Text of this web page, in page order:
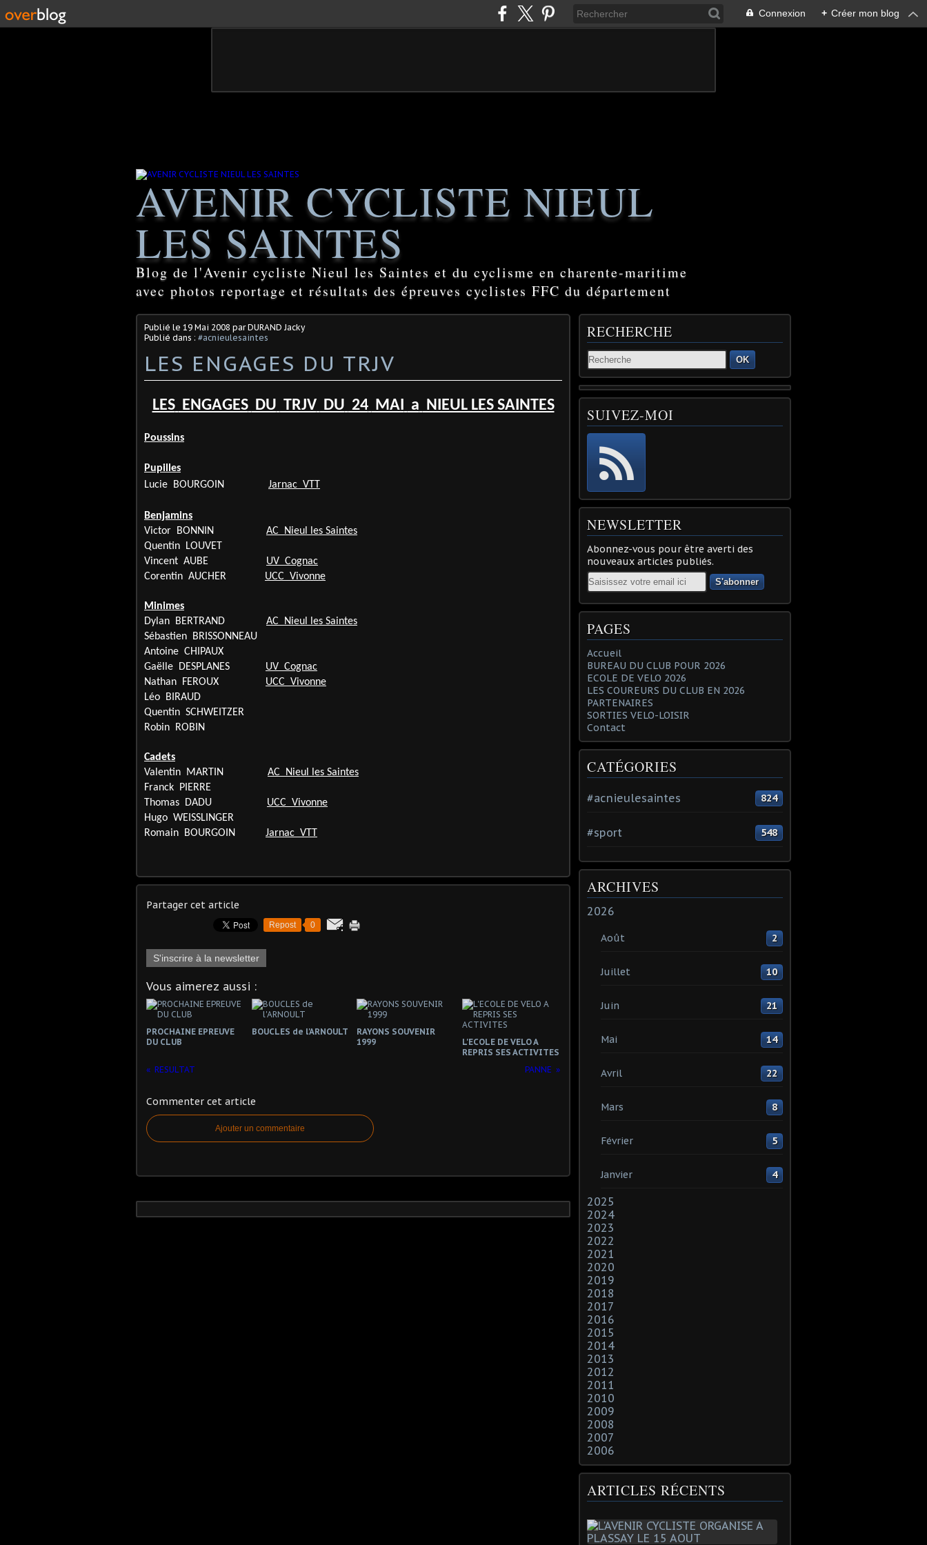
Connexion + Créer mon blog
AVENIR CYCLISTE NIEUL
LES SAINTES
Blog de l'Avenir cycliste Nieul les Saintes et du cyclisme en charente-maritime
avec photos reportage et résultats des épreuves cyclistes FFC du département
Publié le 19 Mai 2008 par DURAND Jacky
Publié dans : #acnieulesaintes
LES ENGAGES DU TRJV
LES ENGAGES DU TRJV DU 24 MAI a NIEUL LES SAINTES
Poussins
Pupilles
Lucie
BOURGOIN Jarnac VTT
Benjamins
Victor
BONNIN AC
Nieul les Saintes
Quentin
LOUVET
Vincent AUBE UV Cognac
Corentin AUCHER UCC Vivonne
Minimes
Dylan
BERTRAND AC
Nieul les Saintes
Sébastien
BRISSONNEAU
Antoine CHIPAUX
Gaëlle
DESPLANES UV Cognac
Nathan
FEROUX UCC Vivonne
Léo
BIRAUD
Quentin SCHWEITZER
Robin
ROBIN
Cadets
Valentin MARTIN AC
Nieul les Saintes
Franck PIERRE
Thomas DADU UCC Vivonne
Hugo WEISSLINGER
Romain BOURGOIN Jarnac VTT
Partager cet article
Repost 0
S'inscrire à la newsletter
Vous aimerez aussi :
PROCHAINE EPREUVE
DU CLUB
BOUCLES de l'ARNOULT
RAYONS SOUVENIR
1999
L'ECOLE DE VELO A
REPRIS SES ACTIVITES
RESULTAT
PANNE
Commenter cet article
Ajouter un commentaire
RECHERCHE
OK
SUIVEZ-MOI
NEWSLETTER
Abonnez-vous pour être averti des
nouveaux articles publiés.
Email
PAGES
Accueil
BUREAU DU CLUB POUR 2026
ECOLE DE VELO 2026
LES COUREURS DU CLUB EN 2026
PARTENAIRES
SORTIES VELO-LOISIR
Contact
CATÉGORIES
#acnieulesaintes 824
#sport 548
ARCHIVES
2026
Août 2
Juillet 10
Juin 21
Mai 14
Avril 22
Mars 8
Février 5
Janvier 4
2025
2024
2023
2022
2021
2020
2019
2018
2017
2016
2015
2014
2013
2012
2011
2010
2009
2008
2007
2006
ARTICLES RÉCENTS